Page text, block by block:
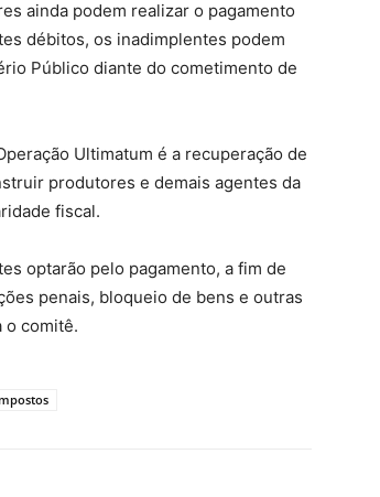
ainda podem realizar o pagamento
débitos, os inadimplentes podem
Público diante do cometimento de
Ultimatum é a recuperação de
produtores e demais agentes da
fiscal.
optarão pelo pagamento, a fim de
penais, bloqueio de bens e outras
o comitê.